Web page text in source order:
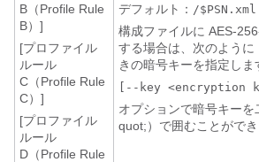
B（Profile Rule
B）]
[プロファイル
ルール
C（Profile Rule
C）]
[プロファイル
ルール
D（Profile Rule
デフォルト： /$PSN.xml
構成ファイルに AES-
する場合は、次のように
きの暗号キーを指定しま
[--key <encryption
オプションで暗号キーを
quot;）で囲むことができ